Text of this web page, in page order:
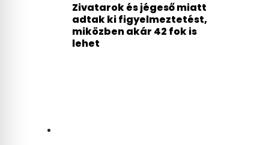
Zivatarok és jégeső miatt
adtak ki figyelmeztetést,
miközben akár 42 fok is
lehet